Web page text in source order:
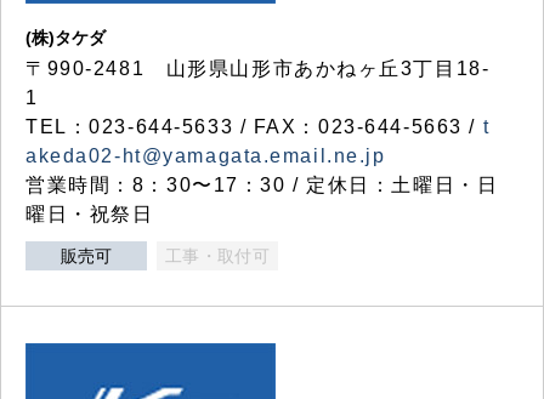
(株)タケダ
〒990-2481 山形県山形市あかねヶ丘3丁目18-
1
TEL：023-644-5633 / FAX：023-644-5663 / t
akeda02-ht@yamagata.email.ne.jp
営業時間：8：30〜17：30 / 定休日：土曜日・日
曜日・祝祭日
販売可 工事・取付可